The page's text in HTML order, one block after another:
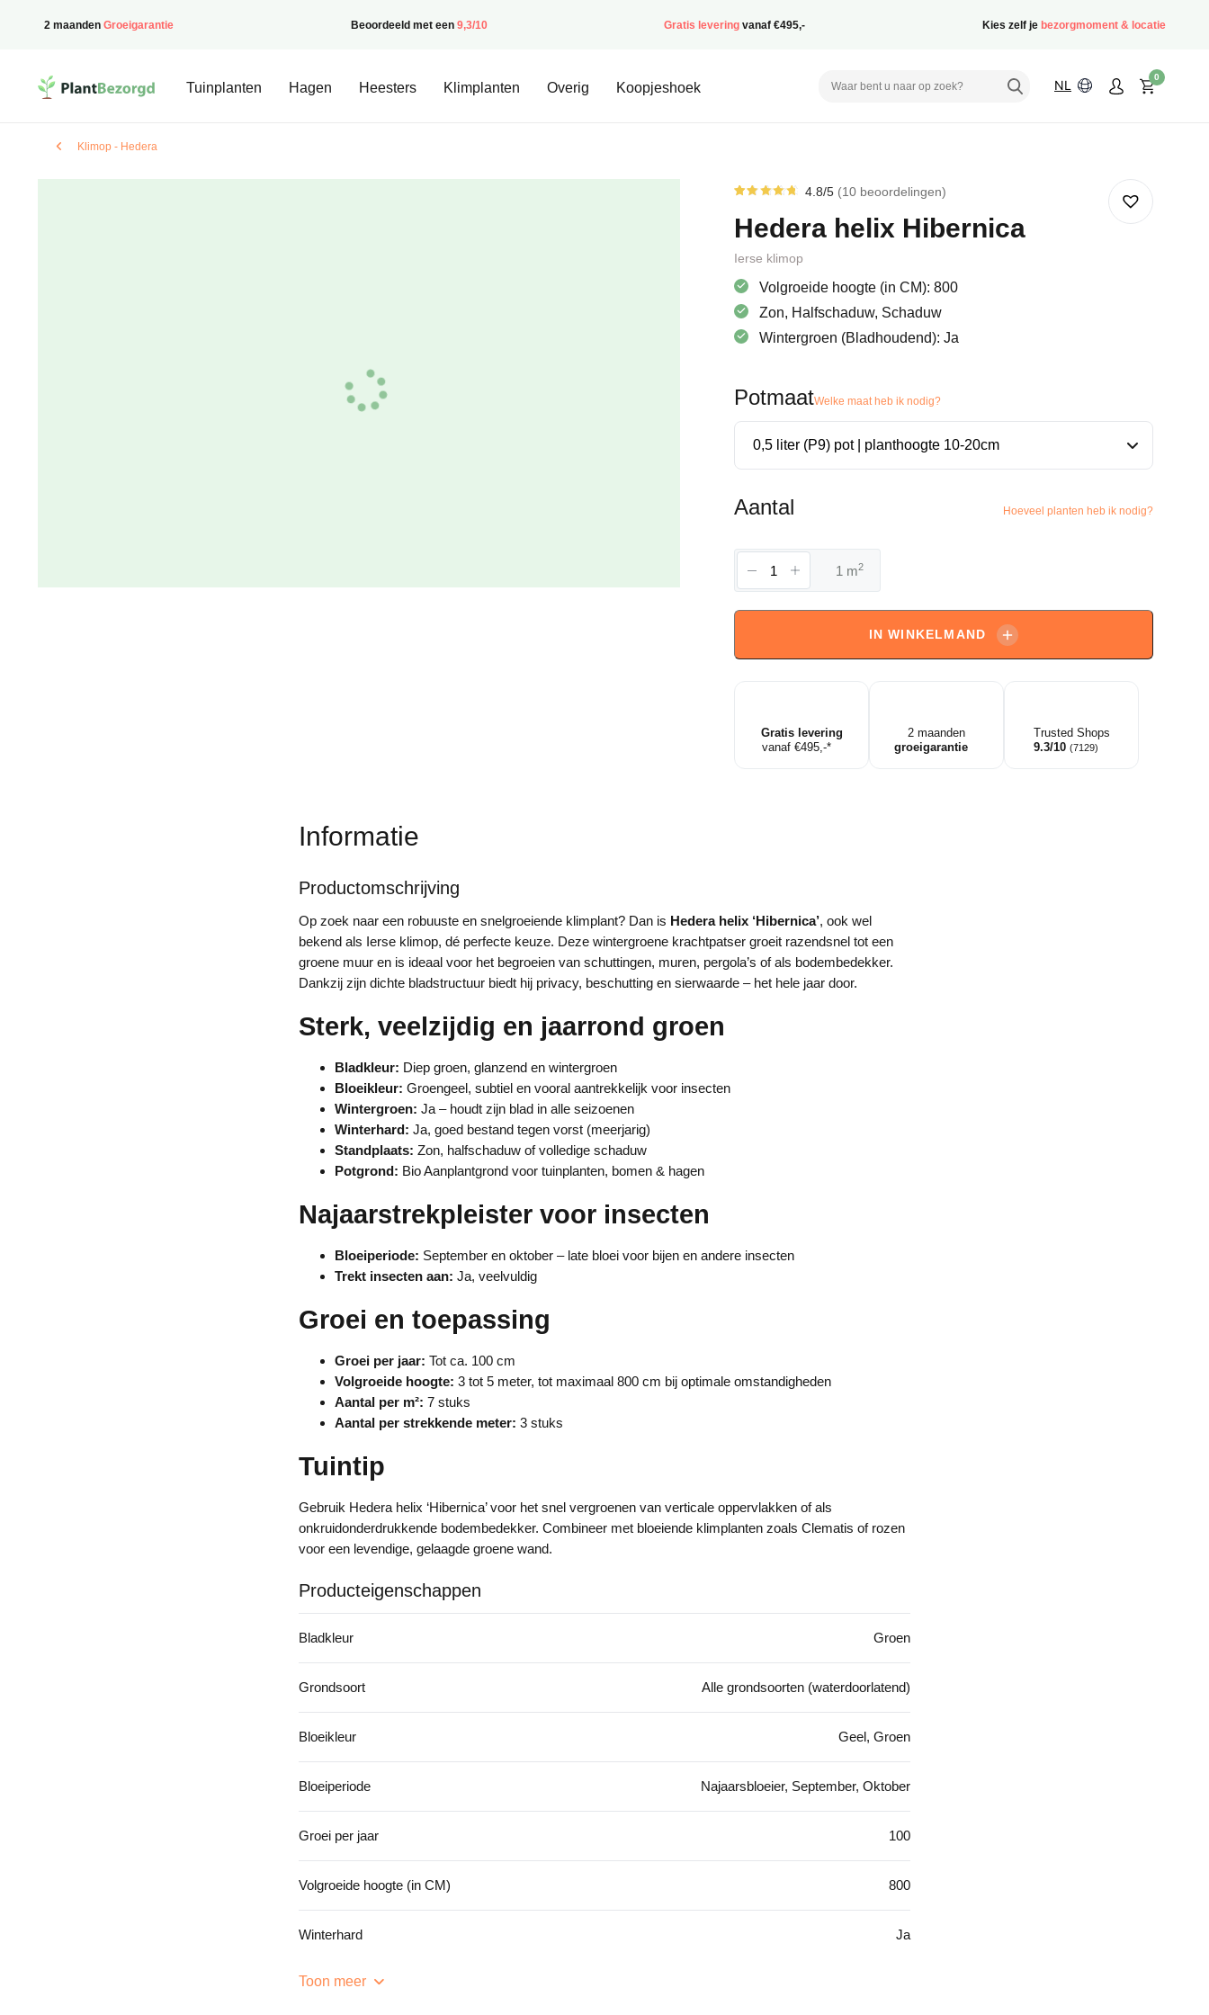
2 maanden Groeigarantie Beoordeeld met een 9,3/10 Gratis levering vanaf €495,- Kies zelf je bezorgmoment & locatie
PlantBezorgd
Tuinplanten Hagen Heesters Klimplanten Overig Koopjeshoek NL
0
Klimop - Hedera
op
5
gebaseerd
klantbeoordelingen
4.8/5 10beoordelingen
Hedera helix Hibernica
Ierse klimop
Volgroeide hoogte (in CM): 800
Zon, Halfschaduw, Schaduw
Wintergroen (Bladhoudend): Ja
PotmaatWelke maat heb ik nodig?
Aantal Hoeveel planten heb ik nodig?
Hedera
helix
-
aantal
m2
IN WINKELMAND
Gratis levering
vanaf €495,-*
2 maanden
groeigarantie
Trusted Shops
9.3/10 (7129)
Informatie
Productomschrijving
Op zoek naar een robuuste en snelgroeiende klimplant? Dan is Hedera helix ‘Hibernica’, ook wel
bekend als Ierse klimop, dé perfecte keuze. Deze wintergroene krachtpatser groeit razendsnel tot een
groene muur en is ideaal voor het begroeien van schuttingen, muren, pergola’s of als bodembedekker.
Dankzij zijn dichte bladstructuur biedt hij privacy, beschutting en sierwaarde – het hele jaar door.
Sterk, veelzijdig en jaarrond groen
Bladkleur: Diep groen, glanzend en wintergroen
Bloeikleur: Groengeel, subtiel en vooral aantrekkelijk voor insecten
Wintergroen: Ja – houdt zijn blad in alle seizoenen
Winterhard: Ja, goed bestand tegen vorst (meerjarig)
Standplaats: Zon, halfschaduw of volledige schaduw
Potgrond: Bio Aanplantgrond voor tuinplanten, bomen & hagen
Najaarstrekpleister voor insecten
Bloeiperiode: September en oktober – late bloei voor bijen en andere insecten
Trekt insecten aan: Ja, veelvuldig
Groei en toepassing
Groei per jaar: Tot ca. 100 cm
Volgroeide hoogte: 3 tot 5 meter, tot maximaal 800 cm bij optimale omstandigheden
Aantal per m²: 7 stuks
Aantal per strekkende meter: 3 stuks
Tuintip
Gebruik Hedera helix ‘Hibernica’ voor het snel vergroenen van verticale oppervlakken of als
onkruidonderdrukkende bodembedekker. Combineer met bloeiende klimplanten zoals Clematis of rozen
voor een levendige, gelaagde groene wand.
Producteigenschappen
Bladkleur Groen
Grondsoort Alle grondsoorten (waterdoorlatend)
Bloeikleur Geel, Groen
Bloeiperiode Najaarsbloeier, September, Oktober
Groei per jaar 100
Volgroeide hoogte (in CM) 800
Winterhard Ja
Toon meer